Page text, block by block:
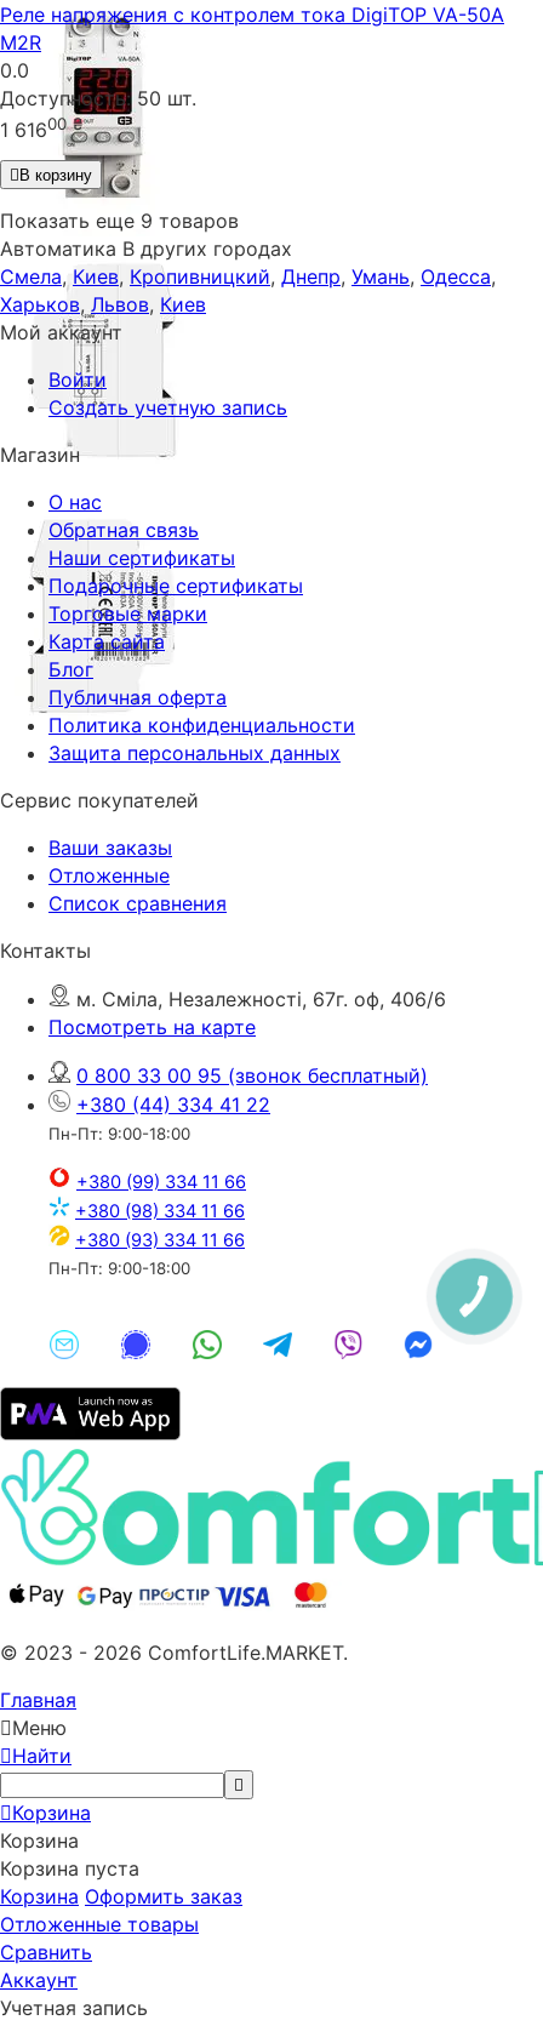
Реле напряжения с контролем тока DigiTOP VA-50A
M2R
0.0
Доступность: 50 шт.
1 61600 ₴
В корзину
Показать еще 9 товаров
Автоматика В других городах
Смела, Киев, Кропивницкий, Днепр, Умань, Одесса,
Харьков, Львов, Киев
Мой аккаунт
Войти
Создать учетную запись
Магазин
О нас
Обратная связь
Наши сертификаты
Подарочные сертификаты
Торговые марки
Карта сайта
Блог
Публичная оферта
Политика конфиденциальности
Защита персональных данных
Сервис покупателей
Ваши заказы
Отложенные
Список сравнения
Контакты
м. Сміла, Незалежності, 67г. оф, 406/6
Посмотреть на карте
0 800 33 00 95 (звонок бесплатный)
+380 (44) 334 41 22
Пн-Пт: 9:00-18:00
+380 (99) 334 11 66
+380 (98) 334 11 66
+380 (93) 334 11 66
Пн-Пт: 9:00-18:00
© 2023 - 2026 ComfortLife.MARKET.
Главная
Меню
Найти
Корзина
Корзина
Корзина пуста
Корзина Оформить заказ
Отложенные товары
Сравнить
Аккаунт
Учетная запись